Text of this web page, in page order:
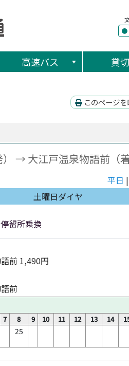
●
高速バス 貸
このページを
→ 大江戸温泉物語前（
平日 |
土曜日ダイヤ
留所乗換
前 1,490円
前
7 8 9 10 11 12 13 14
25